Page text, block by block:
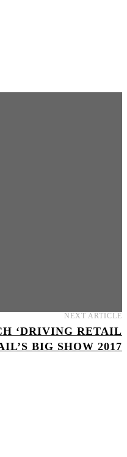
NEXT ARTICLE
‘DRIVING RETAIL
BIG SHOW 2017